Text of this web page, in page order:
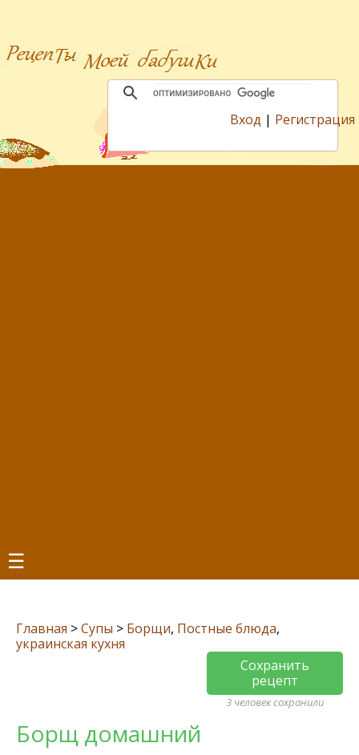
Вход | Регистрация
☰
Главная >Супы > Борщи, Постные блюда,
украинская кухня
Сохранить
рецепт
3 человек сохранили
Борщ домашний